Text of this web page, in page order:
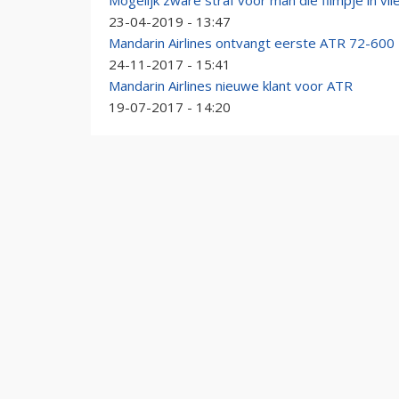
23-04-2019 - 13:47
Mandarin Airlines ontvangt eerste ATR 72-600
24-11-2017 - 15:41
Mandarin Airlines nieuwe klant voor ATR
19-07-2017 - 14:20